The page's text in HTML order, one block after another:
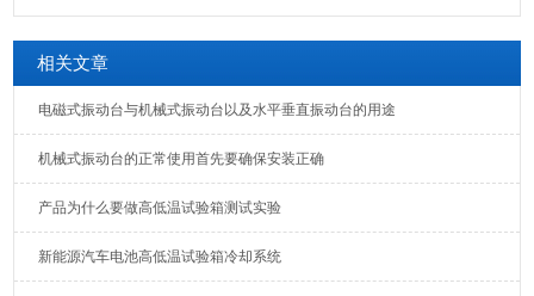
相关文章
电磁式振动台与机械式振动台以及水平垂直振动台的用途
机械式振动台的正常使用首先要确保安装正确
产品为什么要做高低温试验箱测试实验
新能源汽车电池高低温试验箱冷却系统